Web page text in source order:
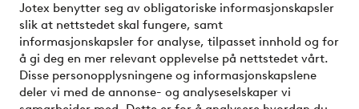
Jotex benytter seg av obligatoriske informasjonskapsler
slik at nettstedet skal fungere, samt
informasjonskapsler for analyse, tilpasset innhold og for
å gi deg en mer relevant opplevelse på nettstedet vårt.
Disse personopplysningene og informasjonskapslene
deler vi med de annonse- og analyseselskaper vi
Venner